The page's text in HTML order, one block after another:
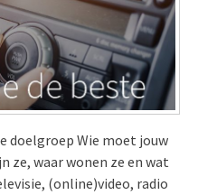
doelgroep Wie moet jouw
ze, waar wonen ze en wat
(online)video, radio